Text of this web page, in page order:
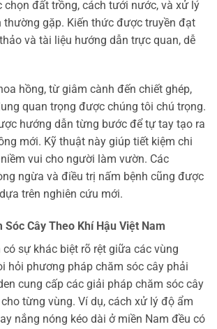
chọn đất trồng, cách tưới nước, và xử lý
thường gặp. Kiến thức được truyền đạt
và tài liệu hướng dẫn trực quan, dễ
hồng, từ giâm cành đến chiết ghép,
quan trọng được chúng tôi chú trọng.
hướng dẫn từng bước để tự tay tạo ra
mới. Kỹ thuật này giúp tiết kiệm chi
vui cho người làm vườn. Các
ngừa và điều trị nấm bệnh cũng được
trên nghiên cứu mới.
Sóc Cây Theo Khí Hậu Việt Nam
có sự khác biệt rõ rệt giữa các vùng
hỏi phương pháp chăm sóc cây phải
cung cấp các giải pháp chăm sóc cây
từng vùng. Ví dụ, cách xử lý độ ẩm
nắng nóng kéo dài ở miền Nam đều có